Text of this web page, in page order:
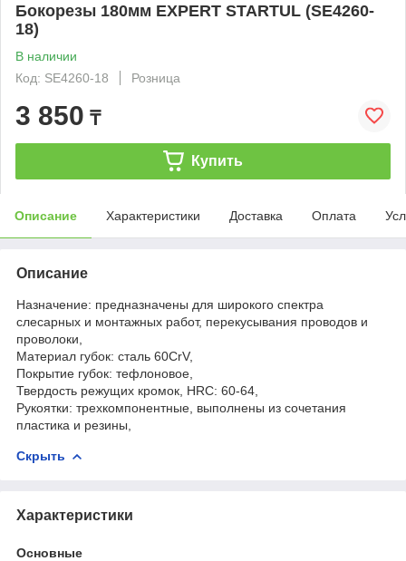
Бокорезы 180мм EXPERT STARTUL (SE4260-
18)
В наличии
Код: SE4260-18
Розница
3 850 ₸
Купить
Описание Характеристики Доставка Оплата
Описание
Назначение: предназначены для широкого спектра
слесарных и монтажных работ, перекусывания проводов и
проволоки,
Материал губок: сталь 60CrV,
Покрытие губок: тефлоновое,
Твердость режущих кромок, HRC: 60-64,
Рукоятки: трехкомпонентные, выполнены из сочетания
пластика и резины,
Скрыть
Характеристики
Основные